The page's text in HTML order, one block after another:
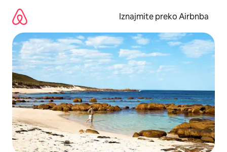
sadržaj
Iznajmite preko Airbnba